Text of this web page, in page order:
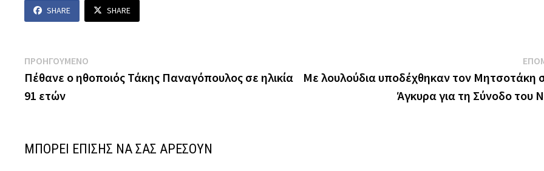
SHARE SHARE
Πλοήγηση
άρθρων
ΠΡΟΗΓΟΥΜΕΝΟ
post:
Πέθανε ο ηθοποιός Τάκης Παναγόπουλος σε ηλικία
91 ετών
Με λουλούδια υποδέχθηκαν τον Μητσοτάκη
Άγκυρα για τη Σύνοδο του
ΜΠΟΡΕΙ ΕΠΙΣΗΣ ΝΑ ΣΑΣ ΑΡΕΣΟΥΝ